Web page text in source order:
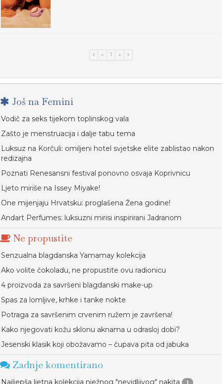
« 1 »
Još na Femini
Vodič za seks tijekom toplinskog vala
Zašto je menstruacija i dalje tabu tema
Luksuz na Korčuli: omiljeni hotel svjetske elite zablistao nakon
redizajna
Poznati Renesansni festival ponovno osvaja Koprivnicu
Ljeto miriše na Issey Miyake!
One mijenjaju Hrvatsku: proglašena Žena godine!
Andart Perfumes: luksuzni mirisi inspirirani Jadranom
Ne propustite
Senzualna blagdanska Yamamay kolekcija
Ako volite čokoladu, ne propustite ovu radionicu
4 proizvoda za savršeni blagdanski make-up
Spas za lomljive, krhke i tanke nokte
Potraga za savršenim crvenim ružem je završena!
Kako njegovati kožu sklonu aknama u odrasloj dobi?
Jesenski klasik koji obožavamo – čupava pita od jabuka
Zadnje komentirano
Najljepša ljetna kolekcija nježnog "nevidljivog" nakita 1